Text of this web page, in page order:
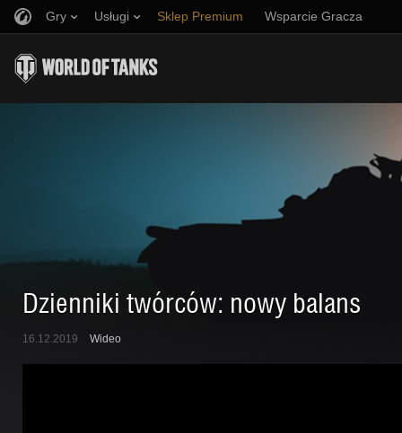
Gry Usługi Sklep Premium Wsparcie Gracza
Muzyka
Zasady fair play
Wargaming.net Game Center
Zwerbuj znajomego
Discord
Dzienniki twórców: nowy balans
16.12.2019 Wideo